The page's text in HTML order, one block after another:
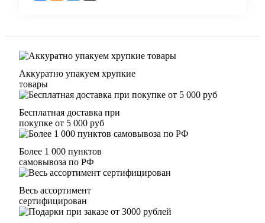
Аккуратно упакуем хрупкие
товары
Бесплатная доставка при
покупке от 5 000 руб
Более 1 000 пунктов
самовывоза по РФ
Весь ассортимент
сертифицирован